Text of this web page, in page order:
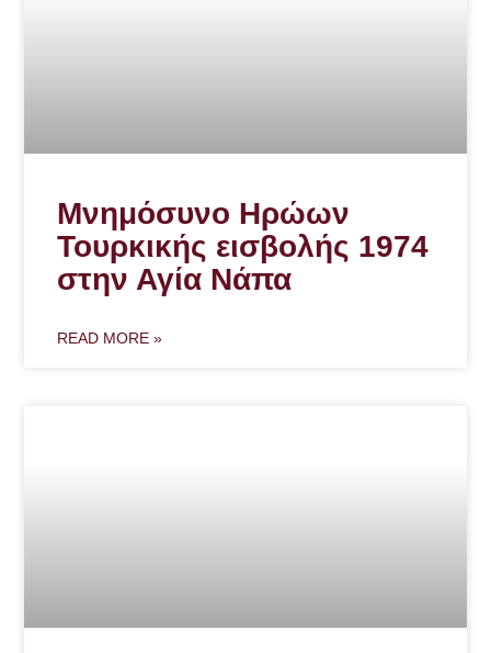
Μνημόσυνο Ηρώων
Τουρκικής εισβολής 1974
στην Αγία Νάπα
READ MORE »